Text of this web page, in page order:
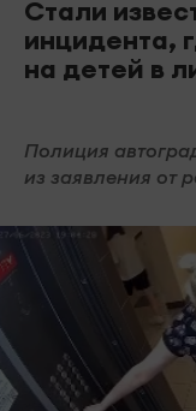
Стали
инцидента,
на детей в
Полиция
из заявления от